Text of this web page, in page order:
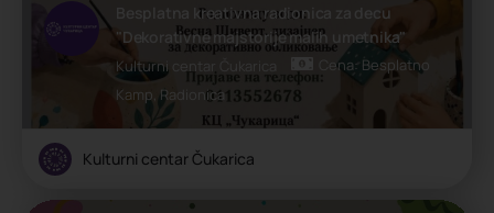
Besplatna kreativna radionica za decu
"Dekorativne majstorije malih umetnika"
Kulturni centar Čukarica
Cena: Besplatno
Kamp, Radionica
Kulturni centar Čukarica